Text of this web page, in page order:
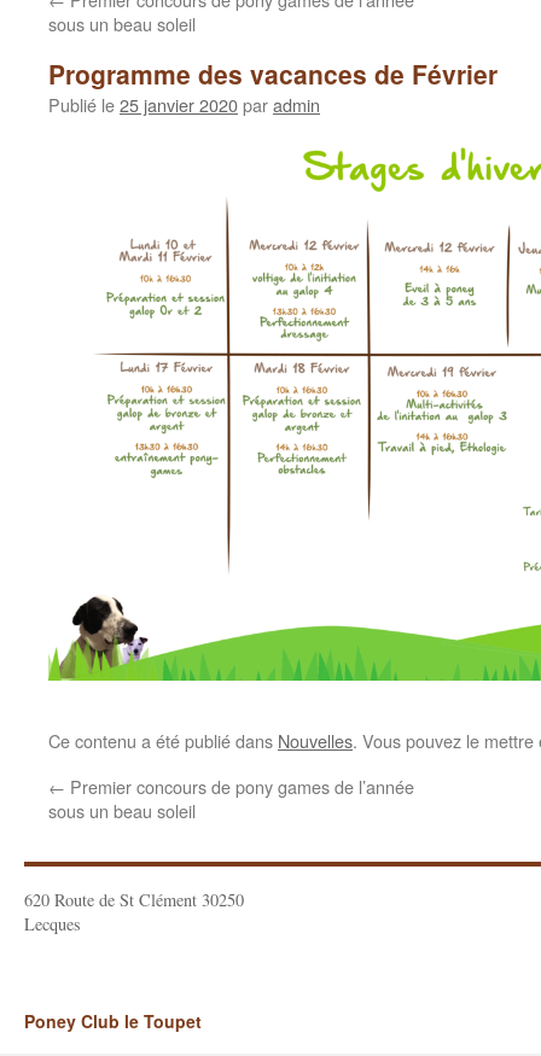
sous un beau soleil
Programme des vacances de Février
Publié le25 janvier 2020paradmin
Ce contenu a été publié dans Nouvelles. Vous pouvez le
← Premier concours de pony games de l’année
sous un beau soleil
620 Route de St Clément 30250
Lecques
Poney Club le Toupet